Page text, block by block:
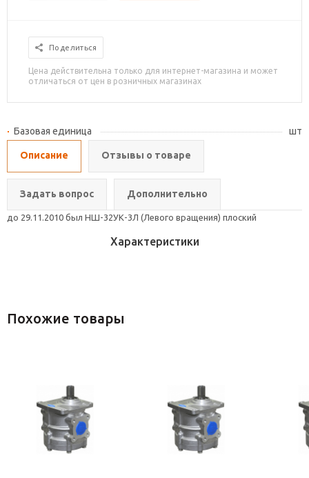
Поделиться
Цена действительна только для интернет-магазина и может
отличаться от цен в розничных магазинах
Базовая единица шт
Описание Отзывы о товаре
Задать вопрос Дополнительно
до 29.11.2010 был НШ-32УК-3Л (Левого вращения) плоский
Характеристики
Похожие товары